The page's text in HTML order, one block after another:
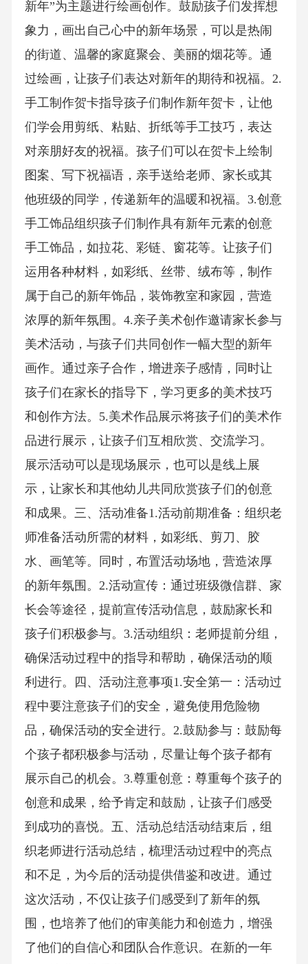
新年”为主题进行绘画创作。鼓励孩子们发挥想
象力，画出自己心中的新年场景，可以是热闹
的街道、温馨的家庭聚会、美丽的烟花等。通
过绘画，让孩子们表达对新年的期待和祝福。2.
手工制作贺卡指导孩子们制作新年贺卡，让他
们学会用剪纸、粘贴、折纸等手工技巧，表达
对亲朋好友的祝福。孩子们可以在贺卡上绘制
图案、写下祝福语，亲手送给老师、家长或其
他班级的同学，传递新年的温暖和祝福。3.创意
手工饰品组织孩子们制作具有新年元素的创意
手工饰品，如拉花、彩链、窗花等。让孩子们
运用各种材料，如彩纸、丝带、绒布等，制作
属于自己的新年饰品，装饰教室和家园，营造
浓厚的新年氛围。4.亲子美术创作邀请家长参与
美术活动，与孩子们共同创作一幅大型的新年
画作。通过亲子合作，增进亲子感情，同时让
孩子们在家长的指导下，学习更多的美术技巧
和创作方法。5.美术作品展示将孩子们的美术作
品进行展示，让孩子们互相欣赏、交流学习。
展示活动可以是现场展示，也可以是线上展
示，让家长和其他幼儿共同欣赏孩子们的创意
和成果。三、活动准备1.活动前期准备：组织老
师准备活动所需的材料，如彩纸、剪刀、胶
水、画笔等。同时，布置活动场地，营造浓厚
的新年氛围。2.活动宣传：通过班级微信群、家
长会等途径，提前宣传活动信息，鼓励家长和
孩子们积极参与。3.活动组织：老师提前分组，
确保活动过程中的指导和帮助，确保活动的顺
利进行。四、活动注意事项1.安全第一：活动过
程中要注意孩子们的安全，避免使用危险物
品，确保活动的安全进行。2.鼓励参与：鼓励每
个孩子都积极参与活动，尽量让每个孩子都有
展示自己的机会。3.尊重创意：尊重每个孩子的
创意和成果，给予肯定和鼓励，让孩子们感受
到成功的喜悦。五、活动总结活动结束后，组
织老师进行活动总结，梳理活动过程中的亮点
和不足，为今后的活动提供借鉴和改进。通过
这次活动，不仅让孩子们感受到了新年的氛
围，也培养了他们的审美能力和创造力，增强
了他们的自信心和团队合作意识。在新的一年